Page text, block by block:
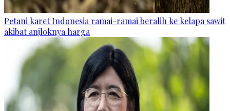
Petani karet Indonesia ramai-ramai beralih ke kelapa sawit
akibat anjloknya harga